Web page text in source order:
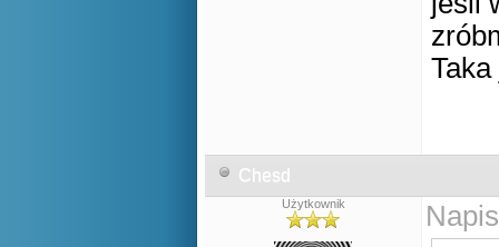
Chesd
Użytkownik